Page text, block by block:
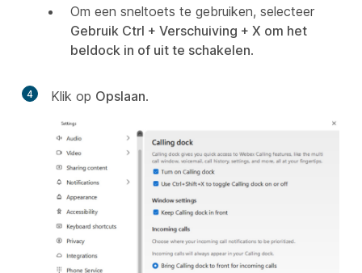
Om een sneltoets te gebruiken, selecteer
Gebruik Ctrl + Verschuiving + X om het
beldock in of uit te schakelen.
4 Klik op Opslaan.